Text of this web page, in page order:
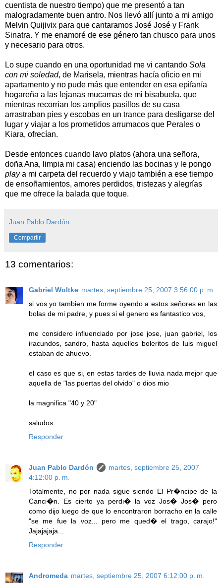
cuentista de nuestro tiempo) que me presentó a tan
malogradamente buen antro. Nos llevó allí junto a mi amigo
Melvin Quijivix para que cantaramos José José y Frank
Sinatra. Y me enamoré de ese género tan chusco para unos
y necesario para otros.
Lo supe cuando en una oportunidad me vi cantando Sola
con mi soledad, de Marisela, mientras hacía oficio en mi
apartamento y no pude más que entender en esa epifanía
hogareña a las lejanas mucamas de mi bisabuela. que
mientras recorrían los amplios pasillos de su casa
arrastraban pies y escobas en un trance para desligarse del
lugar y viajar a los prometidos arrumacos que Perales o
Kiara, ofrecían.
Desde entonces cuando lavo platos (ahora una señora,
doña Ana, limpia mi casa) enciendo las bocinas y le pongo
playa mi carpeta del recuerdo y viajo también a ese tiempo
de ensoñamientos, amores perdidos, tristezas y alegrías
que me ofrece la balada que toque.
Juan Pablo Dardón
Compartir
13 comentarios:
Gabriel Woltke martes, septiembre 25, 2007 3:56:00 p. m.
si vos yo tambien me forme oyendo a estos señores en las
bolas de mi padre, y pues si el genero es fantastico vos,
me considero influenciado por jose jose, juan gabriel, los
iracundos, sandro, hasta aquellos boleritos de luis miguel
estaban de ahuevo.
el caso es que si, en estas tardes de lluvia nada mejor que
aquella de "las puertas del olvido" o dios mio
la magnifica "40 y 20"
saludos
Responder
Juan Pablo Dardón
martes, septiembre 25, 2007
4:12:00 p. m.
Totalmente, no por nada sigue siendo El Pr�ncipe de la
Canci�n. Es cierto ya perdi� la voz Jos� Jos� pero
como dijo luego de que lo encontraron borracho en la calle
"se me fue la voz... pero me qued� el trago, carajo!"
Jajajajaja...
Responder
Andromeda martes, septiembre 25, 2007 6:12:00 p. m.